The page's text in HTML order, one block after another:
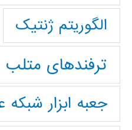
الگوریتم ژنتیک
ترفندهای متلب
جعبه ابزار